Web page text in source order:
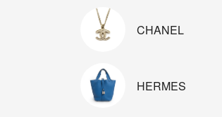
CHANEL
HERMES